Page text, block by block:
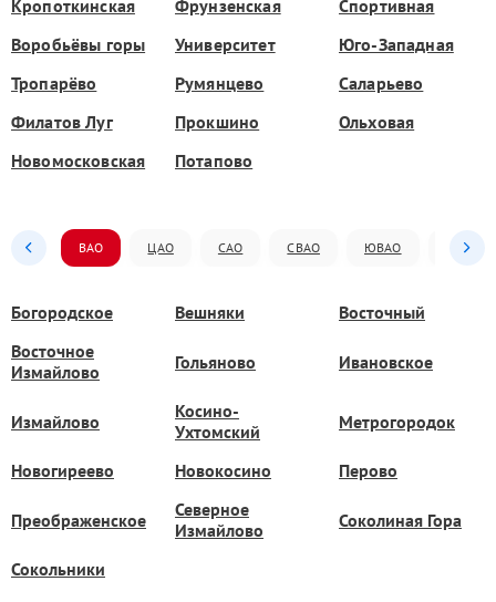
Кропоткинская Фрунзенская
Спортивная
Воробьёвы горы
Университет
Юго-Западная
Тропарёво
Румянцево
Саларьево
Филатов Луг
Прокшино
Ольховая
Новомосковская
Потапово
ВАО ЦАО САО СВАО ЮВАО ЮАО
Богородское Вешняки
Восточный
Восточное
Измайлово
Гольяново Ивановское
Измайлово
Косино-
Ухтомский
Метрогородок
Новогиреево Новокосино Перово
Преображенское
Северное
Измайлово
Соколиная Гора
Сокольники